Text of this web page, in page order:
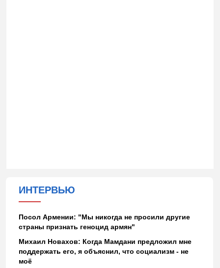
ИНТЕРВЬЮ
Посол Армении: "Мы никогда не просили другие
страны признать геноцид армян"
Михаил Новахов: Когда Мамдани предложил мне
поддержать его, я объяснил, что социализм - не
моё